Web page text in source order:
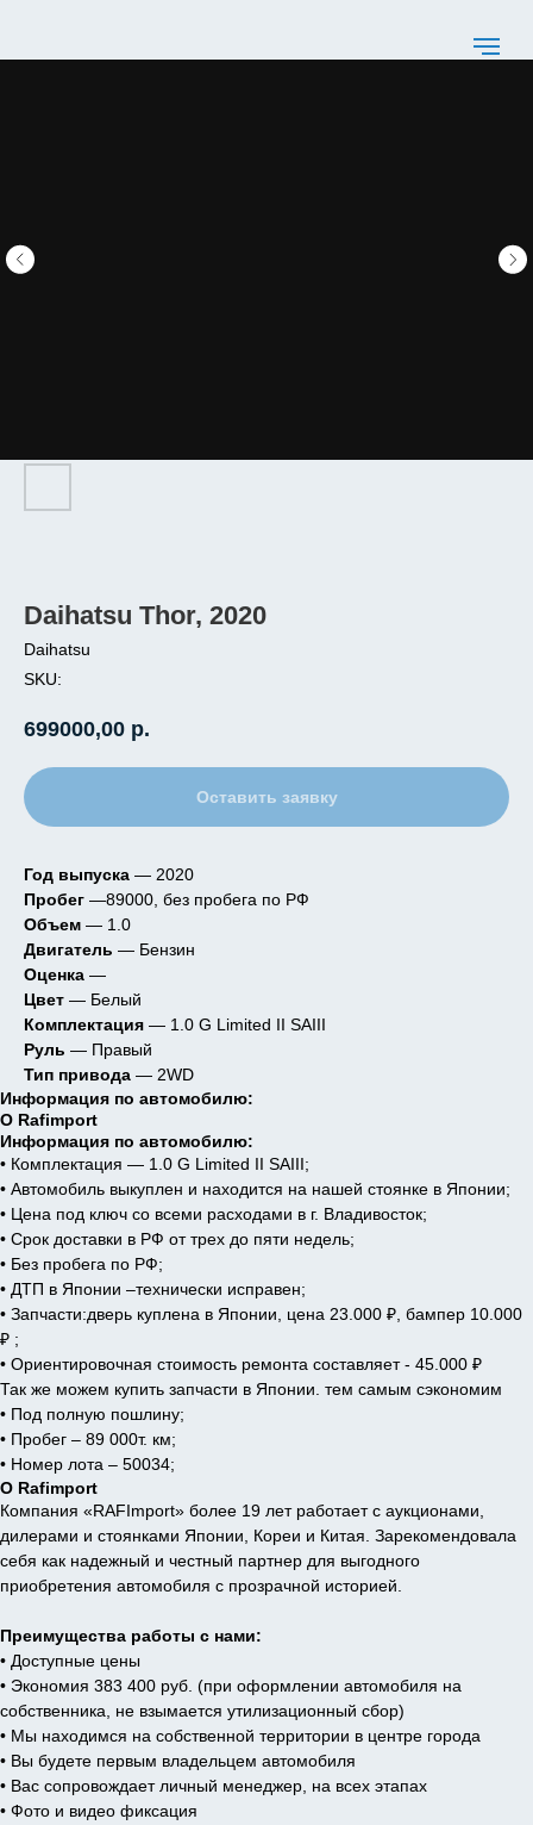
Daihatsu Thor, 2020
Daihatsu
SKU:
699000,00 р.
Оставить заявку
Год выпуска — 2020
Пробег —89000, без пробега по РФ
Объем — 1.0
Двигатель — Бензин
Оценка —
Цвет — Белый
Комплектация — 1.0 G Limited II SAIII
Руль — Правый
Тип привода — 2WD
Информация по автомобилю:
О Rafimport
Информация по автомобилю:
• Комплектация — 1.0 G Limited II SAIII;
• Автомобиль выкуплен и находится на нашей стоянке в Японии;
• Цена под ключ со всеми расходами в г. Владивосток;
• Срок доставки в РФ от трех до пяти недель;
• Без пробега по РФ;
• ДТП в Японии –технически исправен;
• Запчасти:дверь куплена в Японии, цена 23.000 ₽, бампер 10.000
₽ ;
• Ориентировочная стоимость ремонта составляет - 45.000 ₽
Так же можем купить запчасти в Японии. тем самым сэкономим
• Под полную пошлину;
• Пробег – 89 000т. км;
• Номер лота – 50034;
О Rafimport
Компания «RAFImport» более 19 лет работает с аукционами,
дилерами и стоянками Японии, Кореи и Китая. Зарекомендовала
себя как надежный и честный партнер для выгодного
приобретения автомобиля с прозрачной историей.
Преимущества работы с нами:
• Доступные цены
• Экономия 383 400 руб. (при оформлении автомобиля на
собственника, не взымается утилизационный сбор)
• Мы находимся на собственной территории в центре города
• Вы будете первым владельцем автомобиля
• Вас сопровождает личный менеджер, на всех этапах
• Фото и видео фиксация